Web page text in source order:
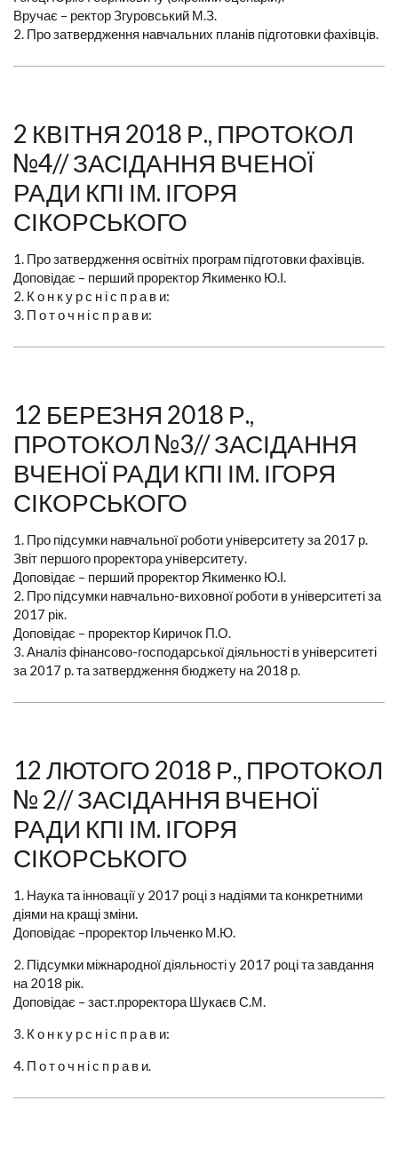
Вручає – ректор Згуровський М.З.
2. Про затвердження навчальних планів підготовки фахівців.
2 КВІТНЯ 2018 Р., ПРОТОКОЛ
№4// ЗАСІДАННЯ ВЧЕНОЇ
РАДИ КПІ ІМ. ІГОРЯ
СІКОРСЬКОГО
1. Про затвердження освітніх програм підготовки фахівців.
Доповідає – перший проректор Якименко Ю.І.
2. К о н к у р с н і с п р а в и:
3. П о т о ч н і с п р а в и:
12 БЕРЕЗНЯ 2018 Р.,
ПРОТОКОЛ №3// ЗАСІДАННЯ
ВЧЕНОЇ РАДИ КПІ ІМ. ІГОРЯ
СІКОРСЬКОГО
1. Про підсумки навчальної роботи університету за 2017 р.
Звіт першого проректора університету.
Доповідає – перший проректор Якименко Ю.І.
2. Про підсумки навчально-виховної роботи в університеті за
2017 рік.
Доповідає – проректор Киричок П.О.
3. Аналіз фінансово-господарської діяльності в університеті
за 2017 р. та затвердження бюджету на 2018 р.
12 ЛЮТОГО 2018 Р., ПРОТОКОЛ
№ 2// ЗАСІДАННЯ ВЧЕНОЇ
РАДИ КПІ ІМ. ІГОРЯ
СІКОРСЬКОГО
1. Наука та інновації у 2017 році з надіями та конкретними
діями на кращі зміни.
Доповідає –проректор Ільченко М.Ю.
2. Підсумки міжнародної діяльності у 2017 році та завдання
на 2018 рік.
Доповідає – заст.проректора Шукаєв С.М.
3. К о н к у р с н і с п р а в и:
4. П о т о ч н і с п р а в и.